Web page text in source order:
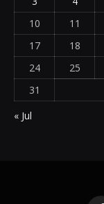
10
11
17
18
24
25
31
« Jul